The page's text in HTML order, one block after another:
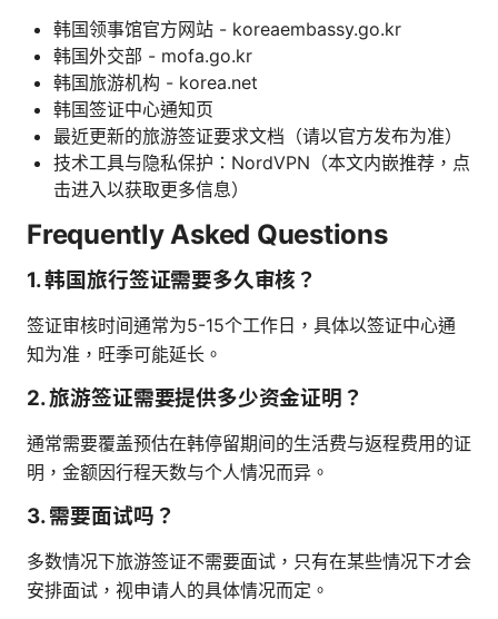
韩国领事馆官方网站 - koreaembassy.go.kr
韩国外交部 - mofa.go.kr
韩国旅游机构 - korea.net
韩国签证中心通知页
最近更新的旅游签证要求文档（请以官方发布为准）
技术工具与隐私保护：NordVPN（本文内嵌推荐，点
击进入以获取更多信息）
Frequently Asked Questions
1. 韩国旅行签证需要多久审核？
签证审核时间通常为5-15个工作日，具体以签证中心通
知为准，旺季可能延长。
2. 旅游签证需要提供多少资金证明？
通常需要覆盖预估在韩停留期间的生活费与返程费用的证
明，金额因行程天数与个人情况而异。
3. 需要面试吗？
多数情况下旅游签证不需要面试，只有在某些情况下才会
安排面试，视申请人的具体情况而定。